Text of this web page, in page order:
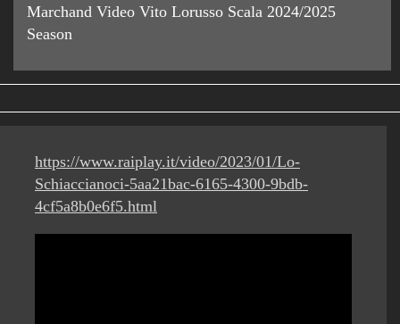
Marchand Video Vito Lorusso Scala 2024/2025
Season
https://www.raiplay.it/video/2023/01/Lo-
Schiaccianoci-5aa21bac-6165-4300-9bdb-
4cf5a8b0e6f5.html